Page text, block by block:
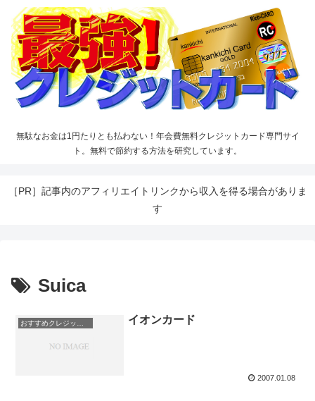
無駄なお金は1円たりとも払わない！年会費無料クレジットカード専門サイ
ト。無料で節約する方法を研究しています。
［PR］記事内のアフィリエイトリンクから収入を得る場合がありま
す
Suica
イオンカード
2007.01.08